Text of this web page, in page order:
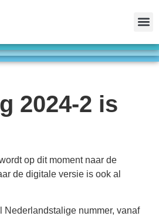
2024-2 is
op dit moment naar de
de digitale versie is ook al
Nederlandstalige nummer, vanaf